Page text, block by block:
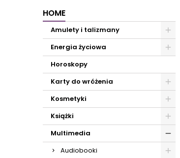
HOME
Amulety i talizmany
Energia życiowa
Horoskopy
Karty do wróżenia
Kosmetyki
Książki
Multimedia
Audiobooki